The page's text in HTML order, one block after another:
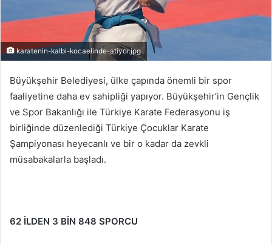
ö
n
e
r
m
e
k
karatenin-kalbi-kocaelinde-atiyor.jpg
Büyükşehir Belediyesi, ülke çapında önemli bir spor
faaliyetine daha ev sahipliği yapıyor. Büyükşehir’in Gençlik
ve Spor Bakanlığı ile Türkiye Karate Federasyonu iş
birliğinde düzenlediği Türkiye Çocuklar Karate
Şampiyonası heyecanlı ve bir o kadar da zevkli
müsabakalarla başladı.
62 İLDEN 3 BİN 848 SPORCU